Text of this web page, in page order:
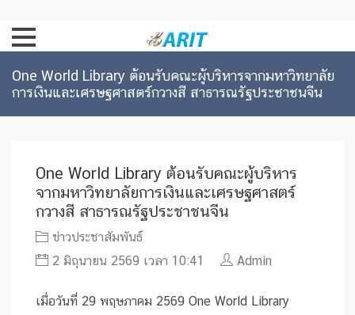
One World Library ต้อนรับคณะผู้บริหารจากมหาวิทยาลัย
การเงินและเศรษฐศาสตร์กวางสี สาธารณรัฐประชาชนจีน
One World Library ต้อนรับคณะผู้บริหาร
จากมหาวิทยาลัยการเงินและเศรษฐศาสตร์
กวางสี สาธารณรัฐประชาชนจีน
ข่าวประชาสัมพันธ์
2 มิถุนายน 2569 เวลา 10:41
Admin
เมื่อวันที่ 29 พฤษภาคม 2569 One World Library